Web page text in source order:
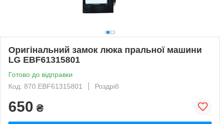
Оригінальний замок люка пральної машини
LG EBF61315801
Готово до відправки
Код: 870.EBF61315801
Роздріб
650 ₴